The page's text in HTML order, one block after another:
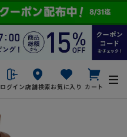
ログイン店舗検索お気に入り カート